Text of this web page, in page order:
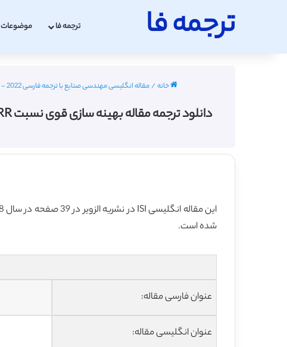
ترجمه فا ترجمه فا موضوعات
خانه/مقاله انگلیسی مهندسی صنایع با ترجمه فارسی 2022 - 2023
دانلود ترجمه مقاله بهینه سازی قوی نسبت CVaR STARR مخلوط با مفصل ها (ساینس دایرکت – الزویر 2018) (ترجمه ویژه – طلایی
این مقاله انگلیسی ISI در نشریه الزویر در 39 صفحه در سال 2018 منتشر شده و ترجمه آن 50 صفحه میباشد. کیفیت ترجمه این مقاله ویژه – طلایی
شده است.
عنوان فارسی مقاله:
عنوان انگلیسی مقاله: